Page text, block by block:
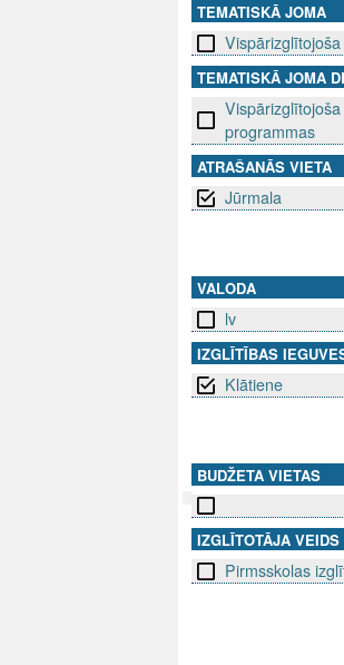
L
V
TEMATISKĀ JOMA
TEMATISKĀ JOMA
programmas
ATRAŠANĀS VIETA
Jūrmala
VALODA
lv
IZGLĪTĪBAS
Klātiene
BUDŽETA VIETAS
IZGLĪTOTĀJA VEIDS
Pirmsskolas
SEKO MUMS